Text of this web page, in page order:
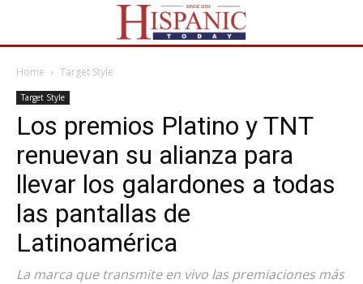
Home Target Style
Target Style
Los premios Platino y TNT
renuevan su alianza para
llevar los galardones a todas
las pantallas de
Latinoamérica
La marca que transmite en vivo las premiaciones más